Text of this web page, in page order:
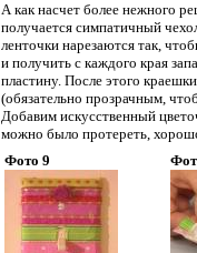
А как насчет более нежного
получается симпатичный
ленточки нарезаются так,
и получить с каждого края
пластину. После этого
(обязательно прозрачным,
Добавим искусственный
можно было протереть,
Фото 9